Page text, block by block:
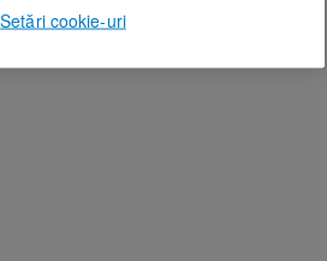
Setări cookie-uri